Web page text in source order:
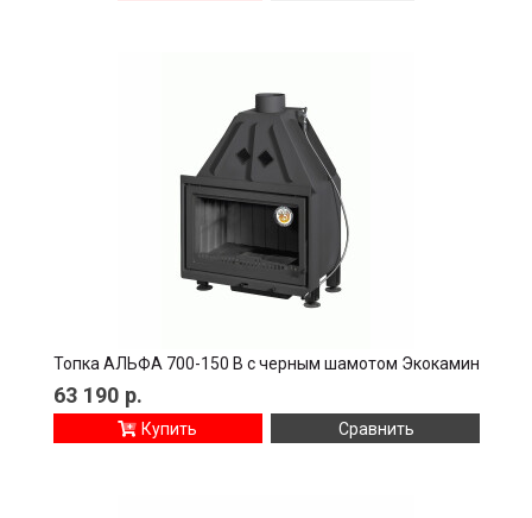
Топка АЛЬФА 700-150 В с черным шамотом Экокамин
63 190 р.
Купить Сравнить